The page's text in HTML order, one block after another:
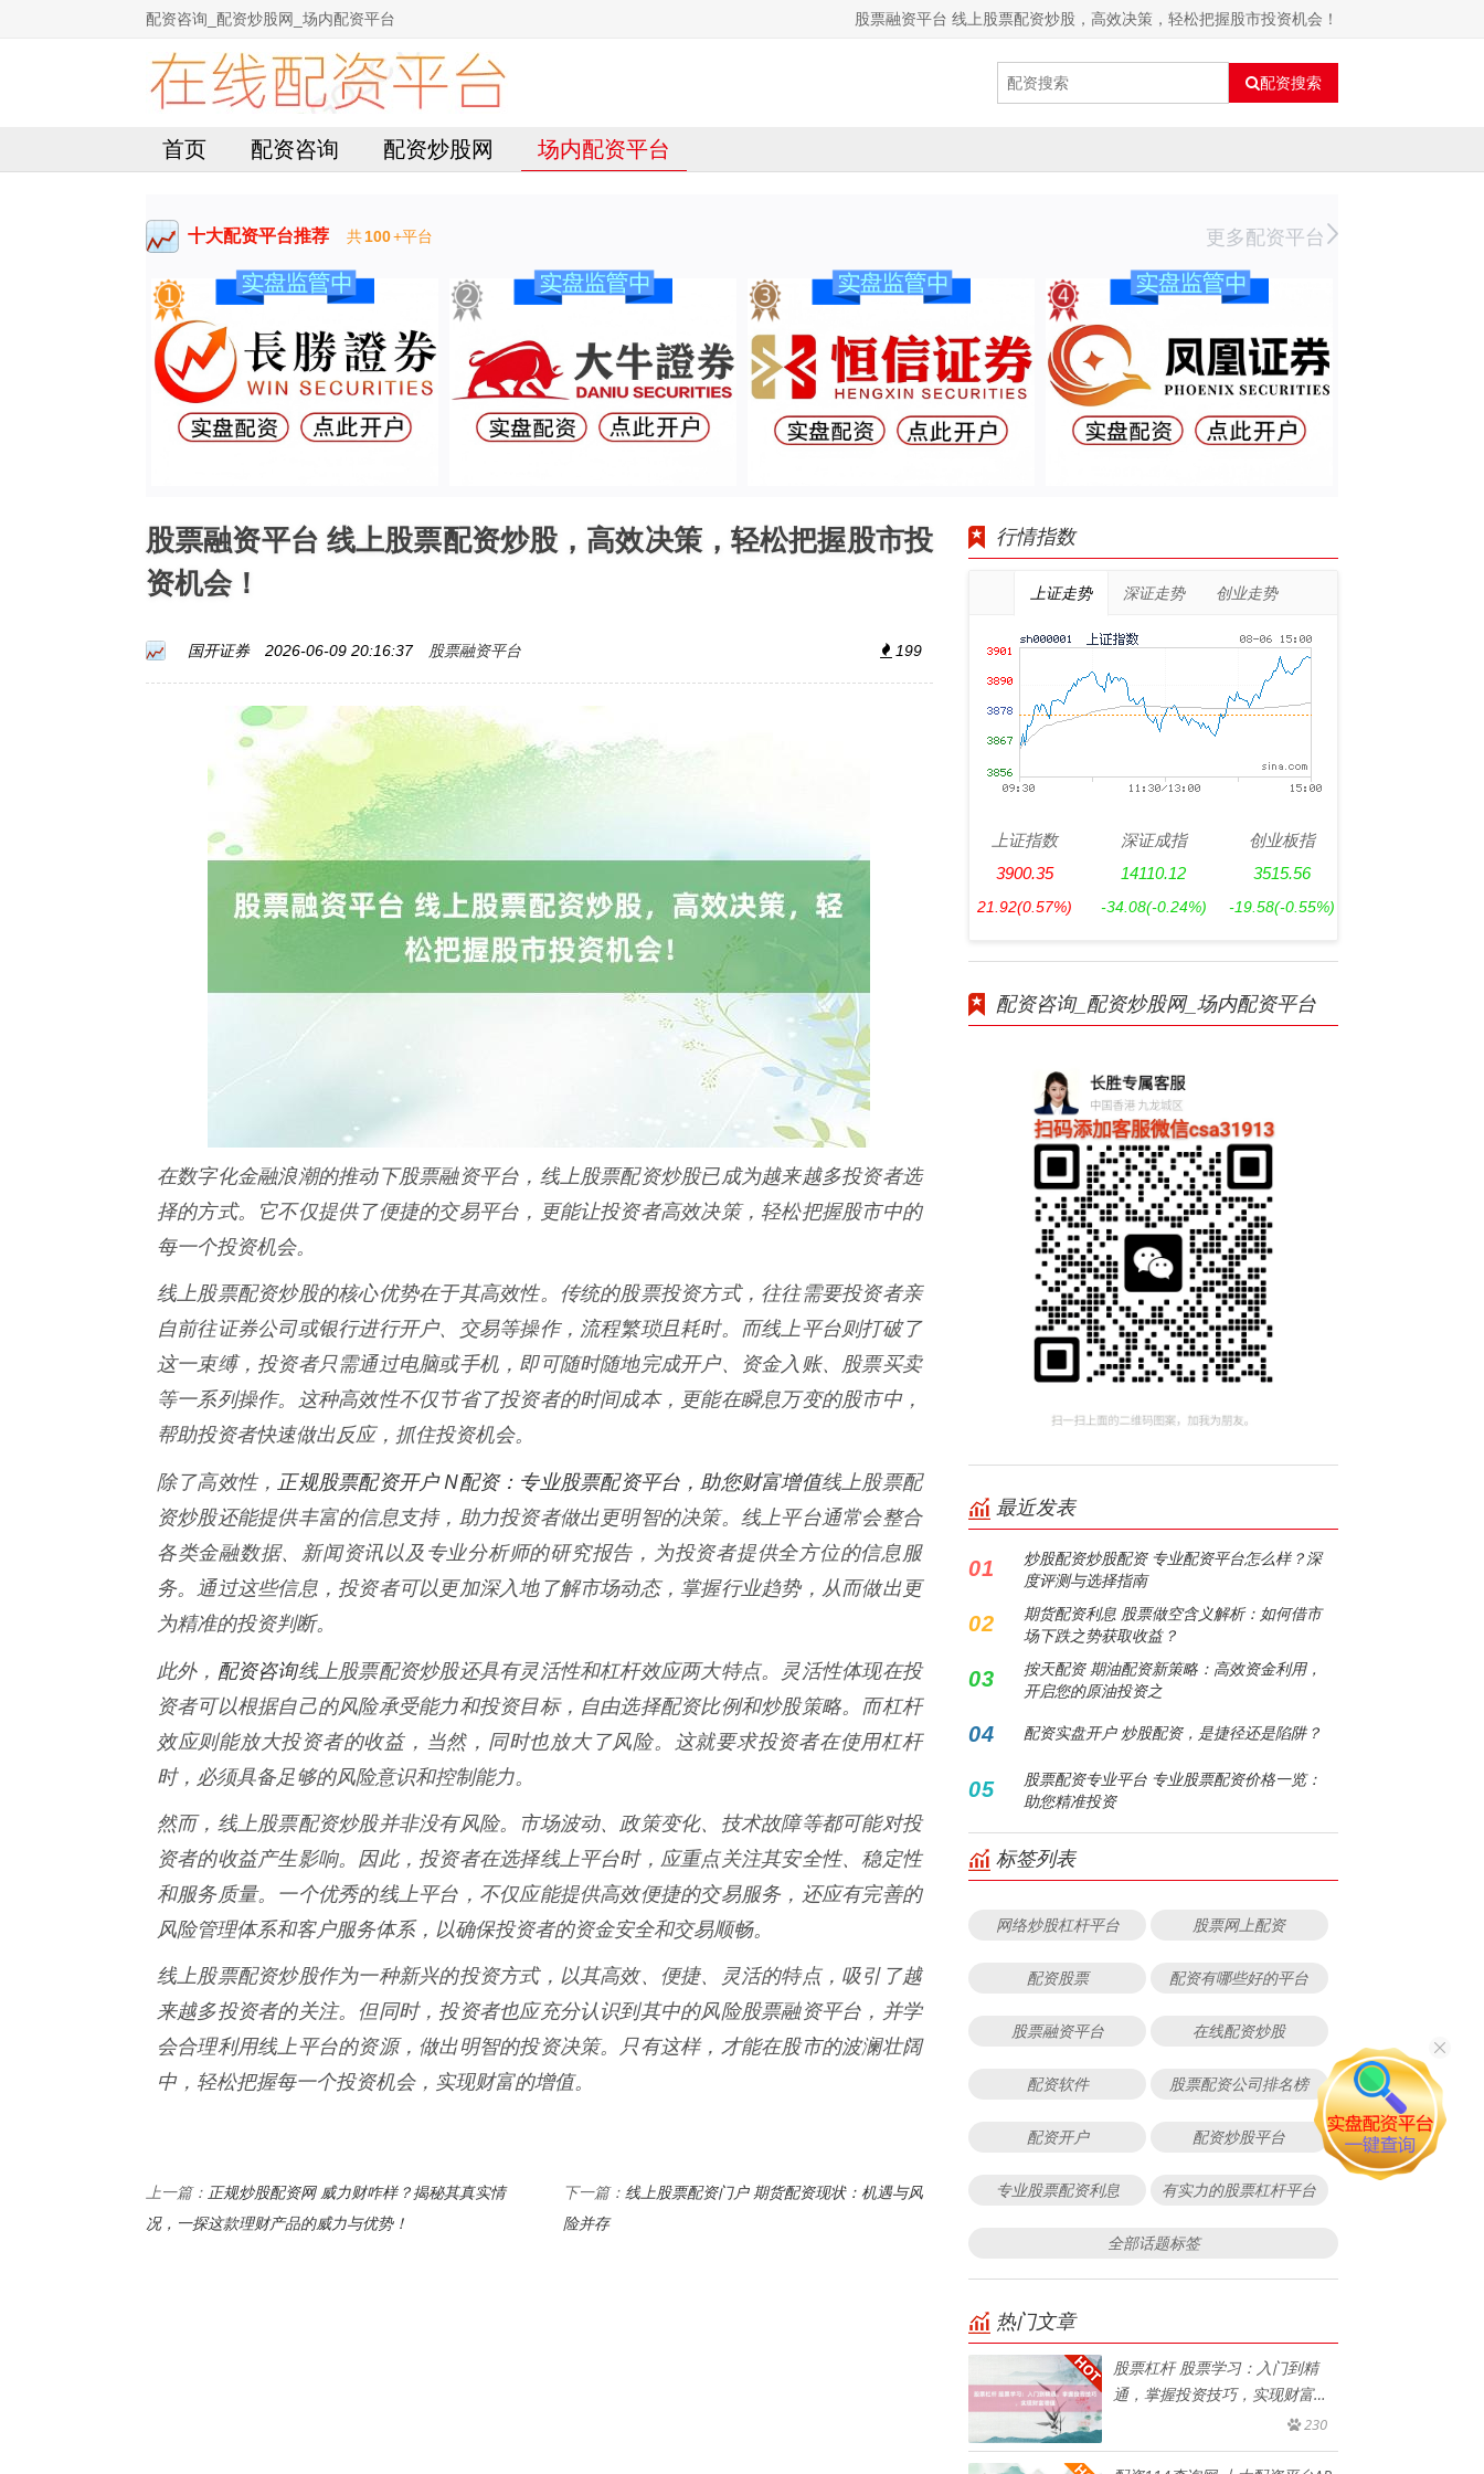
配资咨询_配资炒股网_场内配资平台 股票融资平台 线上股票配资炒股，高效决策，轻松把握股市投资机会！
配资搜索
首页 配资咨询 配资炒股网 场内配资平台
十大配资平台推荐 共100+平台 更多配资平台
股票融资平台 线上股票配资炒股，高效决策，轻松把握股市投
资机会！
国开证券 2026-06-09 20:16:37 股票融资平台 199
在数字化金融浪潮的推动下股票融资平台，线上股票配资炒股已成为越来越多投资者选
择的方式。它不仅提供了便捷的交易平台，更能让投资者高效决策，轻松把握股市中的
每一个投资机会。
线上股票配资炒股的核心优势在于其高效性。传统的股票投资方式，往往需要投资者亲
自前往证券公司或银行进行开户、交易等操作，流程繁琐且耗时。而线上平台则打破了
这一束缚，投资者只需通过电脑或手机，即可随时随地完成开户、资金入账、股票买卖
等一系列操作。这种高效性不仅节省了投资者的时间成本，更能在瞬息万变的股市中，
帮助投资者快速做出反应，抓住投资机会。
除了高效性， 正规股票配资开户 N配资：专业股票配资平台，助您财富增值线上股票配
资炒股还能提供丰富的信息支持，助力投资者做出更明智的决策。线上平台通常会整合
各类金融数据、新闻资讯以及专业分析师的研究报告，为投资者提供全方位的信息服
务。通过这些信息，投资者可以更加深入地了解市场动态，掌握行业趋势，从而做出更
为精准的投资判断。
此外， 配资咨询线上股票配资炒股还具有灵活性和杠杆效应两大特点。灵活性体现在投
资者可以根据自己的风险承受能力和投资目标，自由选择配资比例和炒股策略。而杠杆
效应则能放大投资者的收益，当然，同时也放大了风险。这就要求投资者在使用杠杆
时，必须具备足够的风险意识和控制能力。
然而，线上股票配资炒股并非没有风险。市场波动、政策变化、技术故障等都可能对投
资者的收益产生影响。因此，投资者在选择线上平台时，应重点关注其安全性、稳定性
和服务质量。一个优秀的线上平台，不仅应能提供高效便捷的交易服务，还应有完善的
风险管理体系和客户服务体系，以确保投资者的资金安全和交易顺畅。
线上股票配资炒股作为一种新兴的投资方式，以其高效、便捷、灵活的特点，吸引了越
来越多投资者的关注。但同时，投资者也应充分认识到其中的风险股票融资平台，并学
会合理利用线上平台的资源，做出明智的投资决策。只有这样，才能在股市的波澜壮阔
中，轻松把握每一个投资机会，实现财富的增值。
上一篇： 正规炒股配资网 威力财咋样？揭秘其真实情
况，一探这款理财产品的威力与优势！
下一篇： 线上股票配资门户 期货配资现状：机遇与风
险并存
行情指数
上证走势 深证走势 创业走势
上证指数
3900.35
21.92(0.57%)
深证成指
14110.12
-34.08(-0.24%)
创业板指
3515.56
-19.58(-0.55%)
配资咨询_配资炒股网_场内配资平台
最近发表
01
炒股配资炒股配资 专业配资平台怎么样？深
度评测与选择指南
02
期货配资利息 股票做空含义解析：如何借市
场下跌之势获取收益？
03
按天配资 期油配资新策略：高效资金利用，
开启您的原油投资之
04 配资实盘开户 炒股配资，是捷径还是陷阱？
05
股票配资专业平台 专业股票配资价格一览：
助您精准投资
标签列表
网络炒股杠杆平台 股票网上配资
配资股票 配资有哪些好的平台
股票融资平台 在线配资炒股
配资软件 股票配资公司排名榜
配资开户 配资炒股平台
专业股票配资利息 有实力的股票杠杆平台
全部话题标签
热门文章
股票杠杆 股票学习：入门到精
通，掌握投资技巧，实现财富增
230